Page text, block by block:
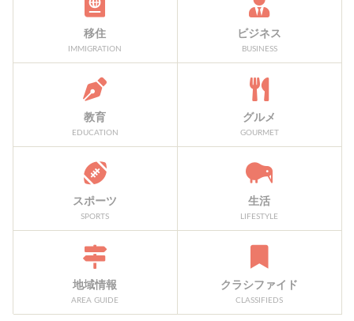
移住
IMMIGRATION
ビジネス
BUSINESS
教育
EDUCATION
グルメ
GOURMET
スポーツ
SPORTS
生活
LIFESTYLE
地域情報
AREA GUIDE
クラシファイド
CLASSIFIEDS